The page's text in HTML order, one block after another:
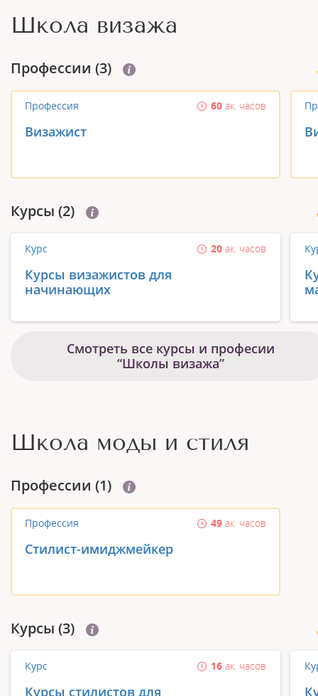
Школа визажа
Профеcсии (3)
Профессия 60 ак. часов
Визажист
Курсы (2)
Курс 20 ак. часов
Курсы визажистов для
начинающих
Смотреть все курсы и професии
“Школы визажа”
Школа моды и стиля
Профеcсии (1)
Профессия 49 ак. часов
Стилист-имиджмейкер
Курсы (3)
Курс 16 ак. часов
Курсы стилистов для